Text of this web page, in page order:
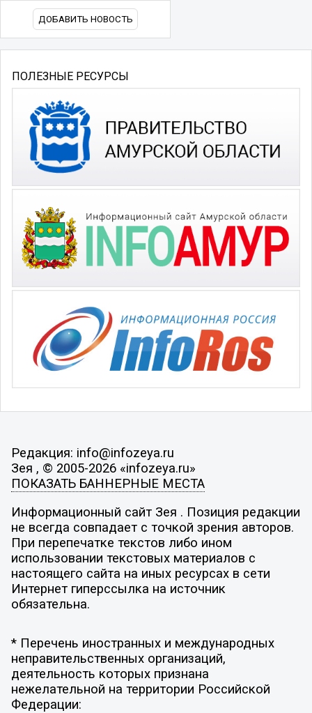
ДОБАВИТЬ НОВОСТЬ
ПОЛЕЗНЫЕ РЕСУРСЫ
Редакция: info@infozeya.ru
Зея , © 2005-2026 «infozeya.ru»
ПОКАЗАТЬ БАННЕРНЫЕ МЕСТА
Информационный сайт Зея . Позиция редакции
не всегда совпадает с точкой зрения авторов.
При перепечатке текстов либо ином
использовании текстовых материалов с
настоящего сайта на иных ресурсах в сети
Интернет гиперссылка на источник
обязательна.
* Перечень иностранных и международных
неправительственных организаций,
деятельность которых признана
нежелательной на территории Российской
Федерации: